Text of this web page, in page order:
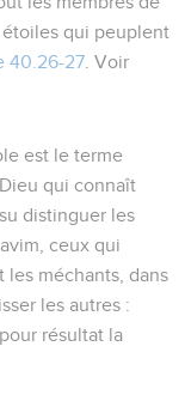
qui peuplent
40.26-27 . Voir
est le terme
qui connaît
distinguer les
, ceux qui
les méchants , dans
les autres :
résultat la